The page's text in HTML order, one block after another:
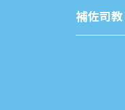
補佐司教